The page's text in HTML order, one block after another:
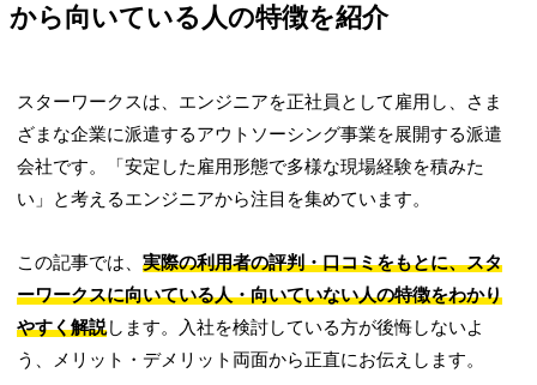
から向いている人の特徴を紹介
スターワークスは、エンジニアを正社員として雇用し、さま
ざまな企業に派遣するアウトソーシング事業を展開する派遣
会社です。「安定した雇用形態で多様な現場経験を積みた
い」と考えるエンジニアから注目を集めています。
この記事では、実際の利用者の評判・口コミをもとに、スタ
ーワークスに向いている人・向いていない人の特徴をわかり
やすく解説します。入社を検討している方が後悔しないよ
う、メリット・デメリット両面から正直にお伝えします。